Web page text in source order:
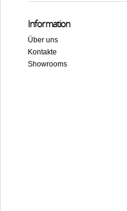
Information
Über uns
Kontakte
Showrooms